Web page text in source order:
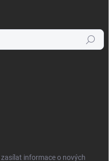
Hledat
informace o nových